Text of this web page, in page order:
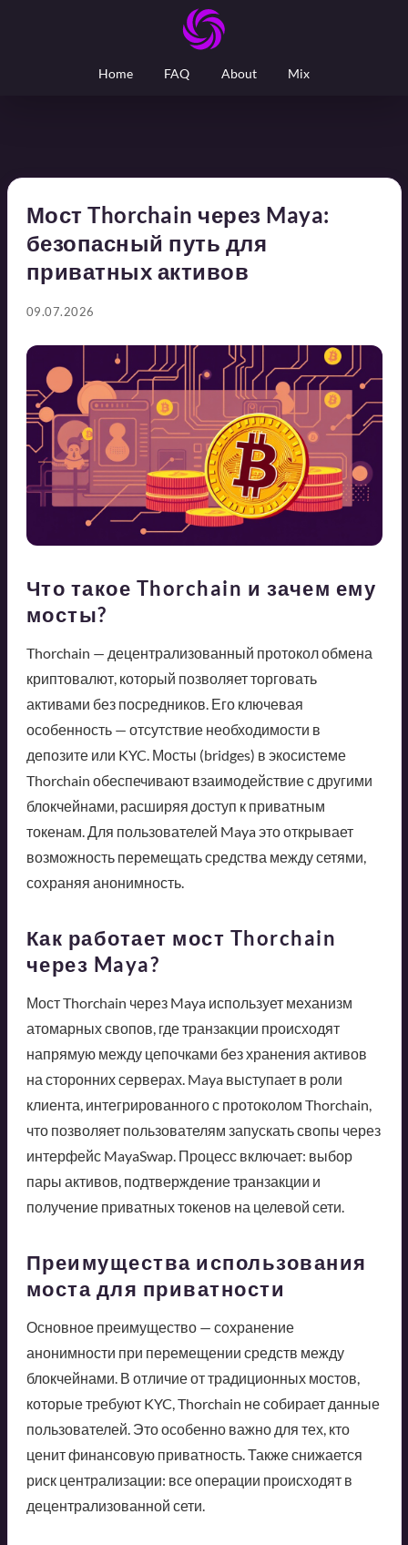
Home FAQ About Mix
Мост Thorchain через Maya:
безопасный путь для
приватных активов
09.07.2026
Что такое Thorchain и зачем ему
мосты?
Thorchain — децентрализованный протокол обмена
криптовалют, который позволяет торговать
активами без посредников. Его ключевая
особенность — отсутствие необходимости в
депозите или KYC. Мосты (bridges) в экосистеме
Thorchain обеспечивают взаимодействие с другими
блокчейнами, расширяя доступ к приватным
токенам. Для пользователей Maya это открывает
возможность перемещать средства между сетями,
сохраняя анонимность.
Как работает мост Thorchain
через Maya?
Мост Thorchain через Maya использует механизм
атомарных свопов, где транзакции происходят
напрямую между цепочками без хранения активов
на сторонних серверах. Maya выступает в роли
клиента, интегрированного с протоколом Thorchain,
что позволяет пользователям запускать свопы через
интерфейс MayaSwap. Процесс включает: выбор
пары активов, подтверждение транзакции и
получение приватных токенов на целевой сети.
Преимущества использования
моста для приватности
Основное преимущество — сохранение
анонимности при перемещении средств между
блокчейнами. В отличие от традиционных мостов,
которые требуют KYC, Thorchain не собирает данные
пользователей. Это особенно важно для тех, кто
ценит финансовую приватность. Также снижается
риск централизации: все операции происходят в
децентрализованной сети.